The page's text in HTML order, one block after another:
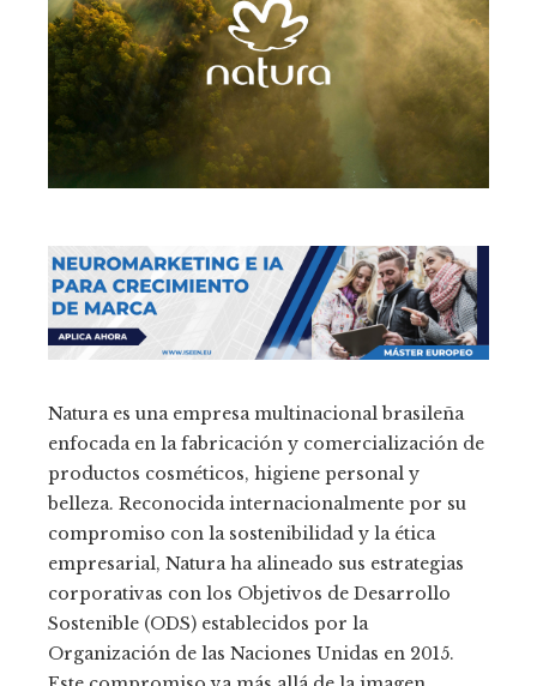
Natura es una empresa multinacional brasileña
enfocada en la fabricación y comercialización de
productos cosméticos, higiene personal y
belleza. Reconocida internacionalmente por su
compromiso con la sostenibilidad y la ética
empresarial, Natura ha alineado sus estrategias
corporativas con los Objetivos de Desarrollo
Sostenible (ODS) establecidos por la
Organización de las Naciones Unidas en 2015.